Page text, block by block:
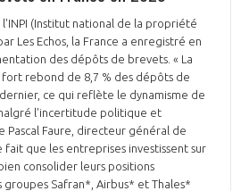
l'INPI (Institut national de la propriété
Les Echos, la France a enregistré en
des dépôts de brevets. « La
rebond de 8,7 % des dépôts de
ce qui reflète le dynamisme de
l'incertitude politique et
Pascal Faure, directeur général de
fait que les entreprises investissent sur
consolider leurs positions
groupes Safran*, Airbus* et Thales*